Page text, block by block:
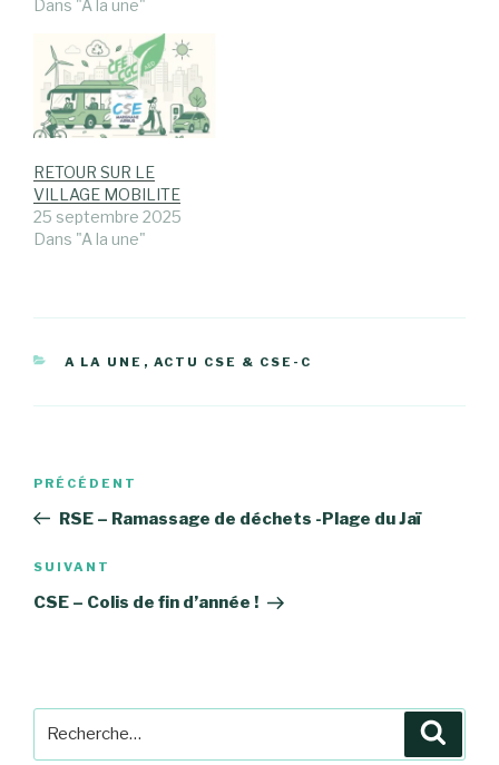
Dans "A la une"
RETOUR SUR LE
VILLAGE MOBILITE
25 septembre 2025
Dans "A la une"
CATÉGORIES
A LA UNE , ACTU CSE & CSE-C
Navigation
l’article
Article
précédent
PRÉCÉDENT
RSE – Ramassage de déchets -Plage du Jaï
Article
suivant
SUIVANT
CSE – Colis de fin d’année !